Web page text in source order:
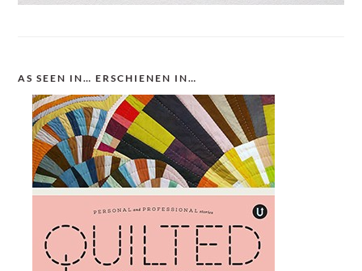
AS SEEN IN… ERSCHIENEN IN…